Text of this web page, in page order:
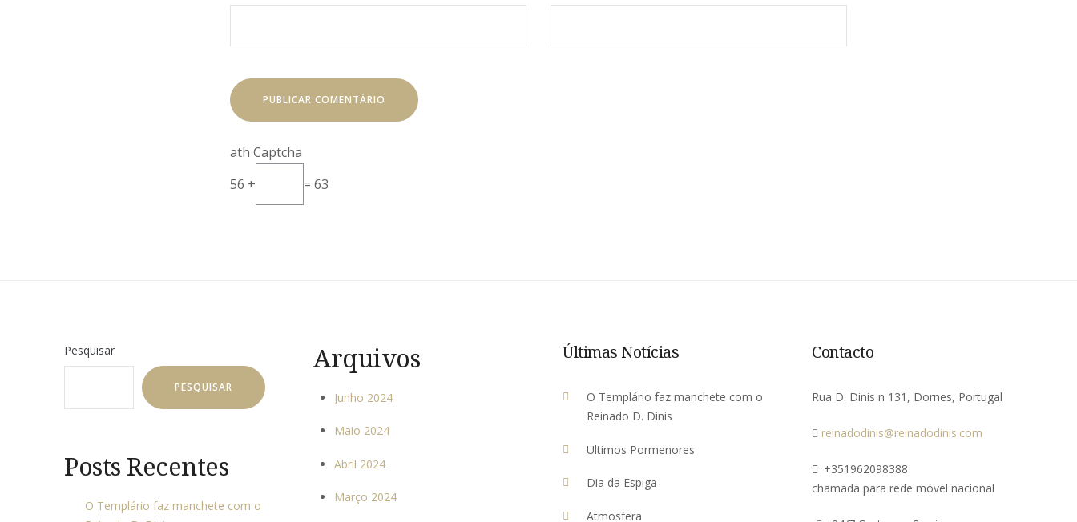
Math Captcha
56 +
= 63
Pesquisar
PESQUISAR
Posts Recentes
O Templário faz manchete com o
Arquivos
Junho 2024
Maio 2024
Abril 2024
Março 2024
Últimas Notícias
O Templário faz manchete com o
Reinado D. Dinis
Ultimos Pormenores
Dia da Espiga
Atmosfera
Contacto
Rua D. Dinis n 131, Dornes, Portugal
reinadodinis@reinadodinis.com
+351962098388
chamada para rede móvel nacional